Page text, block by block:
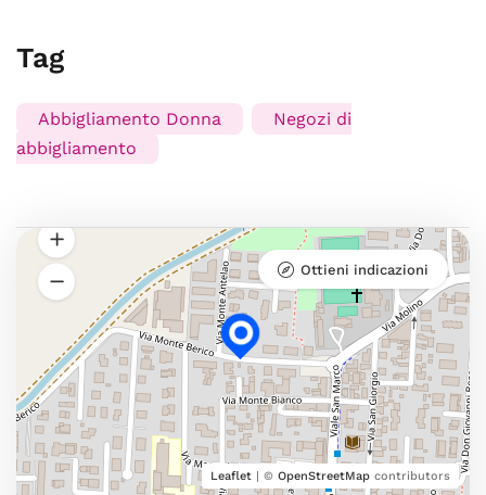
Tag
Abbigliamento Donna
Negozi di
abbigliamento
Leaflet | © OpenStreetMap contributors
Ottieni indicazioni